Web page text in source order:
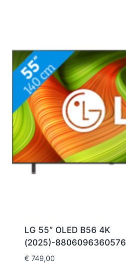
LG 55″ OLED B56 4K
(2025)-8806096360576
€ 749,00